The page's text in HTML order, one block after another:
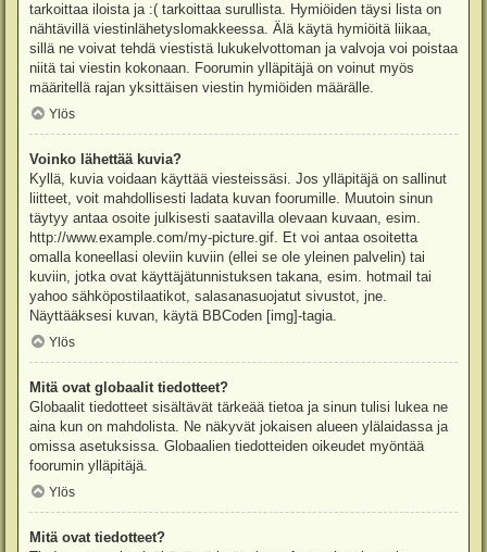
tarkoittaa iloista ja :( tarkoittaa surullista. Hymiöiden täysi lista on
nähtävillä viestinlähetyslomakkeessa. Älä käytä hymiöitä liikaa,
sillä ne voivat tehdä viestistä lukukelvottoman ja valvoja voi poistaa
niitä tai viestin kokonaan. Foorumin ylläpitäjä on voinut myös
määritellä rajan yksittäisen viestin hymiöiden määrälle.
Ylös
Voinko lähettää kuvia?
Kyllä, kuvia voidaan käyttää viesteissäsi. Jos ylläpitäjä on sallinut
liitteet, voit mahdollisesti ladata kuvan foorumille. Muutoin sinun
täytyy antaa osoite julkisesti saatavilla olevaan kuvaan, esim.
http://www.example.com/my-picture.gif. Et voi antaa osoitetta
omalla koneellasi oleviin kuviin (ellei se ole yleinen palvelin) tai
kuviin, jotka ovat käyttäjätunnistuksen takana, esim. hotmail tai
yahoo sähköpostilaatikot, salasanasuojatut sivustot, jne.
Näyttääksesi kuvan, käytä BBCoden [img]-tagia.
Ylös
Mitä ovat globaalit tiedotteet?
Globaalit tiedotteet sisältävät tärkeää tietoa ja sinun tulisi lukea ne
aina kun on mahdolista. Ne näkyvät jokaisen alueen ylälaidassa ja
omissa asetuksissa. Globaalien tiedotteiden oikeudet myöntää
foorumin ylläpitäjä.
Ylös
Mitä ovat tiedotteet?